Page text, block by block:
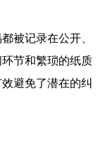
被记录在公开、
节和繁琐的纸质
避免了潜在的纠